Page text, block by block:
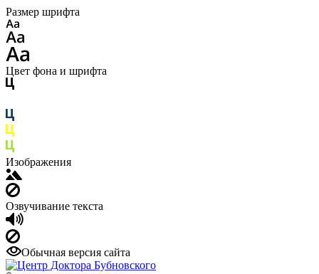
Размер шрифта
Цвет фона и шрифта
Изображения
Озвучивание текста
Обычная версия сайта